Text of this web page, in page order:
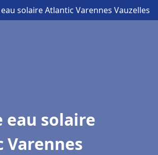
solaire Atlantic Varennes Vauzelles
eau solaire